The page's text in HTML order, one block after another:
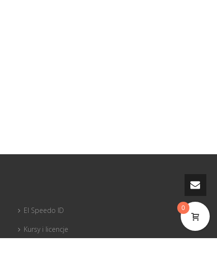
El Speedo ID
Kursy i licencje
0